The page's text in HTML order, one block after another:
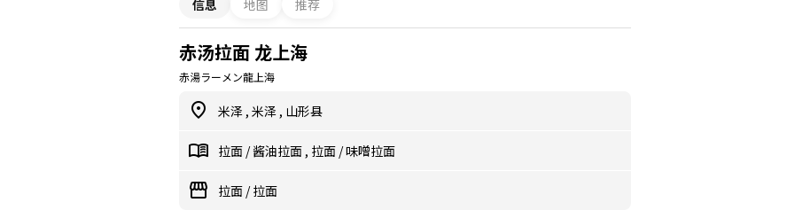
信息 地图 推荐
赤汤拉面 龙上海
赤湯ラーメン龍上海
米泽 , 米泽 , 山形县
拉面 /酱油拉面 , 拉面 /味噌拉面
拉面 /拉面